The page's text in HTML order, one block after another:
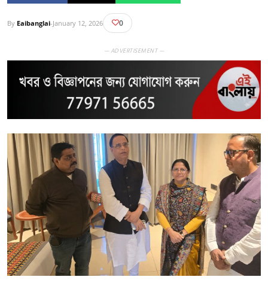
By Eaibanglai-January 12, 2026 0
— ADVERTISEMENT —